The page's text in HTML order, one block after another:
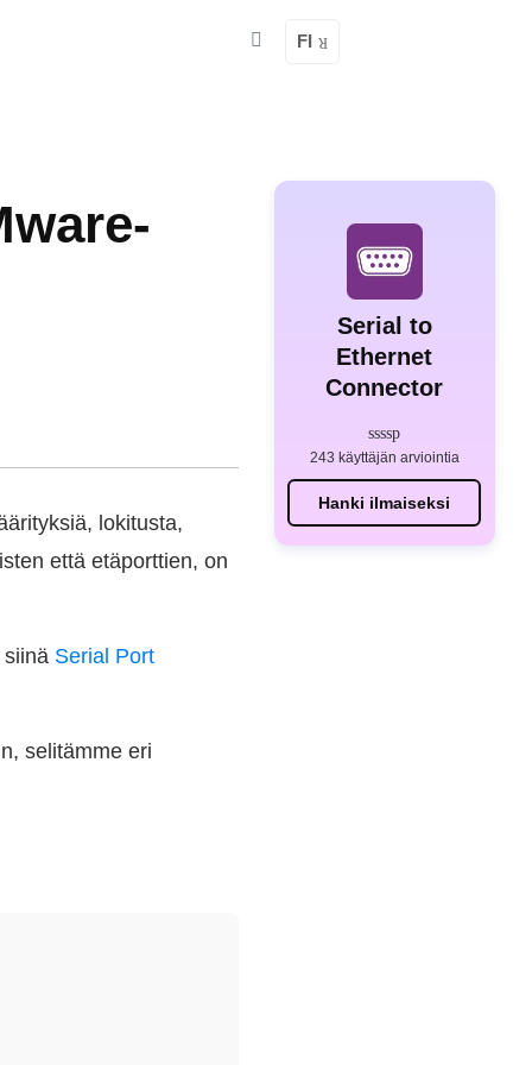
FI
lokitusta,
että etäporttien, on
siinä Serial Port
selitämme eri
Serial to
Ethernet
Connector
243 käyttäjän arviointia
Hanki ilmaiseksi